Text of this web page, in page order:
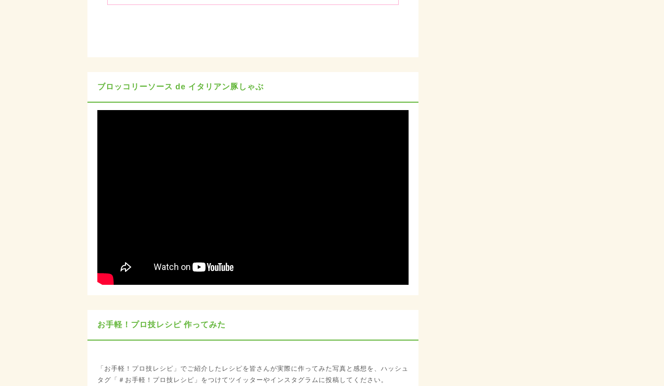
ブロッコリーソース de イタリアン豚しゃぶ
お手軽！プロ技レシピ 作ってみた
「お手軽！プロ技レシピ」でご紹介したレシピを皆さんが実際に作ってみた写真と感想を、ハッシュ
タグ「＃お手軽！プロ技レシピ」をつけてツイッターやインスタグラムに投稿してください。